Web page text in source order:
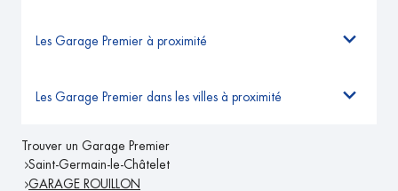
Les Garage Premier à proximité
Les Garage Premier dans les villes à proximité
Trouver un Garage Premier
Saint-Germain-le-Châtelet
GARAGE ROUILLON